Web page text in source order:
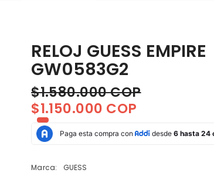
RELOJ GUESS EMPIRE
GW0583G2
$1.580.000 COP
$1.150.000 COP
Marca:
GUESS